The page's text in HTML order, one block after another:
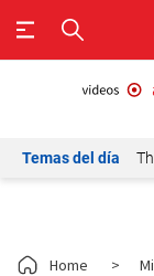
Temas del día
Home >